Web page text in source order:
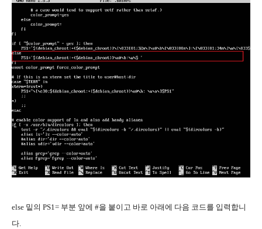
else 밑의 PS1= 부분 앞에 #을 붙이고 바로 아래에 다음 코드를 입력합니
다.